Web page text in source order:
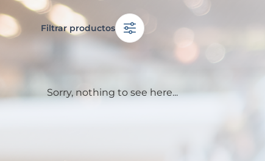
Filtrar productos
Sorry, nothing to see here...